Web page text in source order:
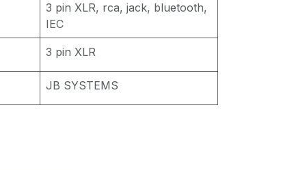
3 pin XLR, rca, jack, bluetooth,
IEC
3 pin XLR
JB SYSTEMS